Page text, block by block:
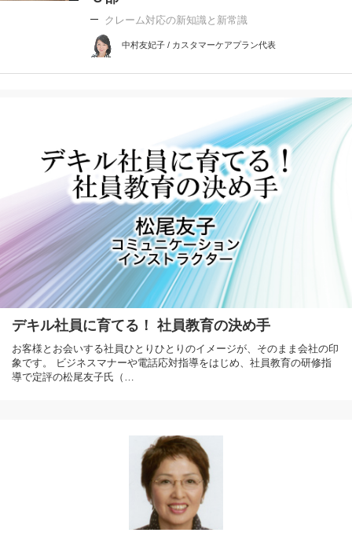
クレーム対応の新知識と新常識
中村友妃子 / カスタマーケアプラン代表
デキル社員に育てる！ 社員教育の決め手
お客様とお会いする社員ひとりひとりのイメージが、そのまま会社の印
象です。 ビジネスマナーや電話応対指導をはじめ、社員教育の研修指
導で定評の松尾友子氏（…